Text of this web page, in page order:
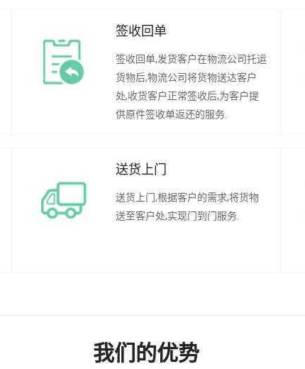
签收回单
签收回单,发货客户在物流公司托运
货物后,物流公司将货物送达客户
处,收货客户正常签收后,为客户提
供原件签收单返还的服务.
送货上门
送货上门,根据客户的需求,将货物
送至客户处,实现门到门服务.
我们的优势